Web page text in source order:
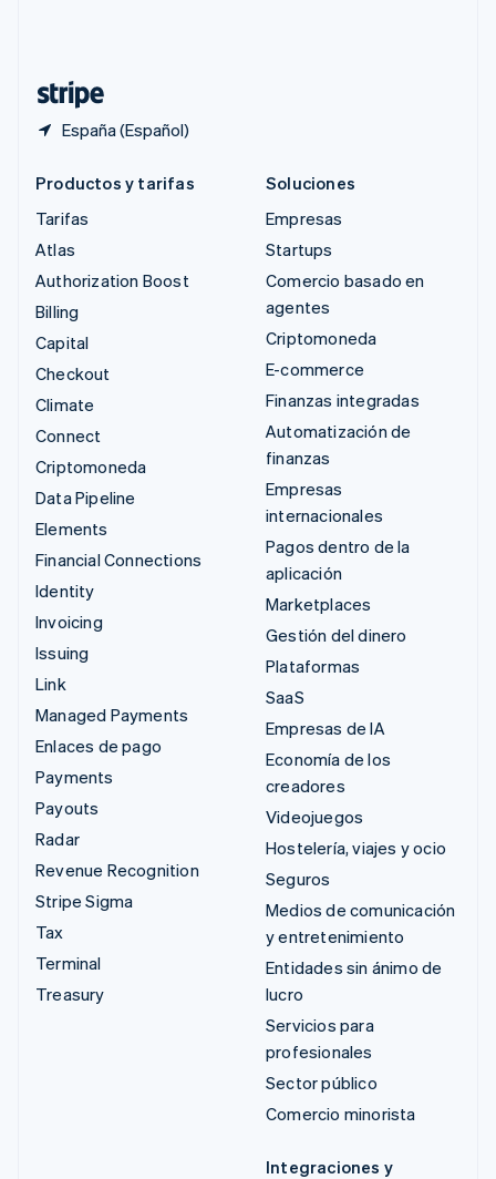
España (Español)
Productos y tarifas
Tarifas
Atlas
Authorization Boost
Billing
Capital
Checkout
Climate
Connect
Criptomoneda
Data Pipeline
Elements
Financial Connections
Identity
Invoicing
Issuing
Link
Managed Payments
Enlaces de pago
Payments
Payouts
Radar
Revenue Recognition
Stripe Sigma
Tax
Terminal
Treasury
Soluciones
Empresas
Startups
Comercio basado en
agentes
Criptomoneda
E-commerce
Finanzas integradas
Automatización de
finanzas
Empresas
internacionales
Pagos dentro de la
aplicación
Marketplaces
Gestión del dinero
Plataformas
SaaS
Empresas de IA
Economía de los
creadores
Videojuegos
Hostelería, viajes y ocio
Seguros
Medios de comunicación
y entretenimiento
Entidades sin ánimo de
lucro
Servicios para
profesionales
Sector público
Comercio minorista
Integraciones y